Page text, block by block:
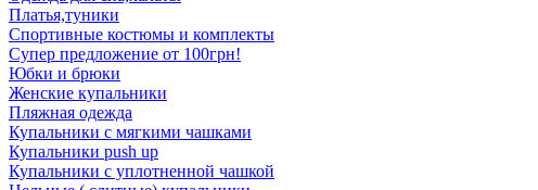
Платья,туники
Спортивные костюмы и комплекты
Супер предложение от 100грн!
Юбки и брюки
Женские купальники
Пляжная одежда
Купальники с мягкими чашками
Купальники push up
Купальники с уплотненной чашкой